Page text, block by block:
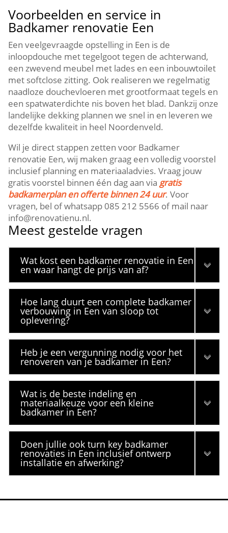
Voorbeelden en service in
Badkamer renovatie Een
Een veelgevraagde opstelling in Een is de
inloopdouche met tegelgoot tegen de achterwand,
een zwevend meubel met lades en een inbouwtoilet
met softclose zitting. Ook realiseren we regelmatig
naadloze douchevloeren met grootformaat tegels en
een spatwaterdichte nis boven het blad. Dankzij onze
landelijke dekking plannen we snel in en leveren we
dezelfde kwaliteit in heel Noordenveld.
Wil je direct stappen zetten voor Badkamer
renovatie Een, wij maken graag een volledig voorstel
inclusief planning en materiaaladvies. Vraag jouw
gratis voorstel binnen één dag aan via gratis
badkamerplan en offerte binnen 24 uur. Voor
vragen, bel of whatsapp 085 212 5566 of mail naar
info@renovatienu.nl.
Meest gestelde vragen
Wat kost een badkamer renovatie in Een
en waar hangt de prijs van af?
Hoe lang duurt een complete badkamer
verbouwing in Een van sloop tot
oplevering?
Heb je een vergunning nodig voor het
renoveren van je badkamer in Een?
Wat is de beste indeling en
materiaalkeuze voor een kleine
badkamer in Een?
Doen jullie ook turn key badkamer
renovaties in Een inclusief ontwerp
installatie en afwerking?